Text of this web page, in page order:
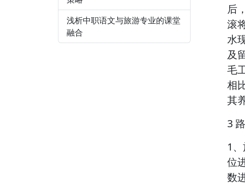
浅析中职语文与旅游专业的课堂
融合
后
滚
水
及
毛
相
其
3
1
位
数